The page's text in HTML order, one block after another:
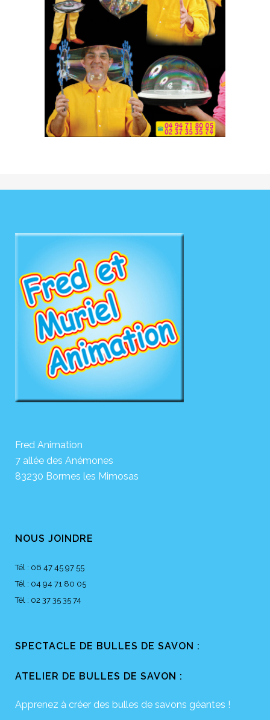
Fred Animation
7 allée des Anémones
83230 Bormes les Mimosas
NOUS JOINDRE
Tél : 06 47 45 97 55
Tél : 04 94 71 80 05
Tél : 02 37 35 35 74
SPECTACLE DE BULLES DE SAVON :
ATELIER DE BULLES DE SAVON :
Apprenez à créer des bulles de savons géantes !